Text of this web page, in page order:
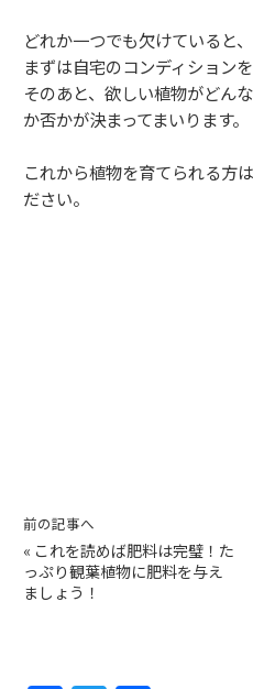
どれか一つでも欠けていると
まずは自宅のコンディションを
そのあと、欲しい植物がどん
か否かが決まってまいります。
これから植物を育てられる方
ださい。
前の記事へ
« これを読めば肥料は完璧！た
っぷり観葉植物に肥料を与え
ましょう！